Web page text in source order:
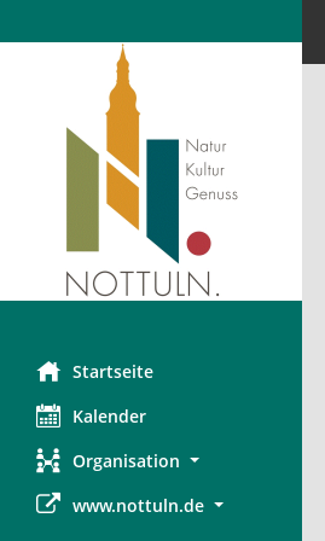
Startseite
Kalender
Organisation
www.nottuln.de